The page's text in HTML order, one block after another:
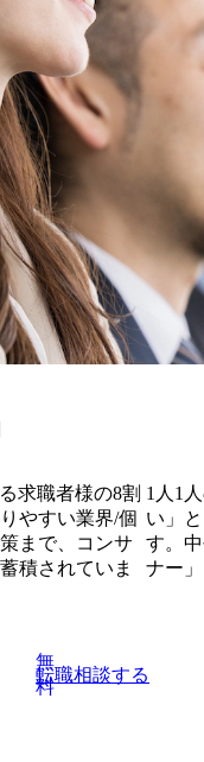
求職者様の8割
やすい業界/個
まで、コンサ
積されていま
1人1
い」
す。
ナー
無
料
転職相談する